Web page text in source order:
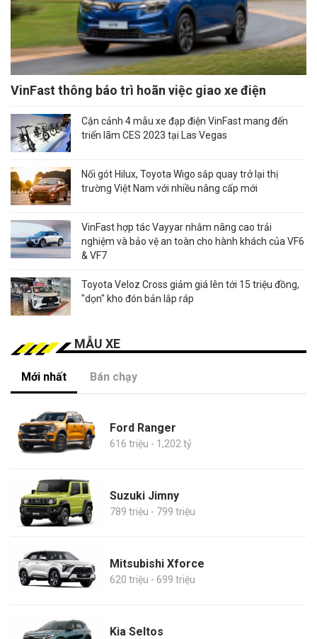
VinFast thông báo trì hoãn việc giao xe điện
Cận cảnh 4 mẫu xe đạp điện VinFast mang đến
triển lãm CES 2023 tại Las Vegas
Nối gót Hilux, Toyota Wigo sắp quay trở lại thị
trường Việt Nam với nhiều nâng cấp mới
VinFast hợp tác Vayyar nhằm nâng cao trải
nghiệm và bảo vệ an toàn cho hành khách của VF6
& VF7
Toyota Veloz Cross giảm giá lên tới 15 triệu đồng,
"dọn" kho đón bản lắp ráp
MẪU XE
Mới nhất Bán chạy
Ford Ranger
616 triệu - 1,202 tỷ
Suzuki Jimny
789 triệu - 799 triệu
Mitsubishi Xforce
620 triệu - 699 triệu
Kia Seltos